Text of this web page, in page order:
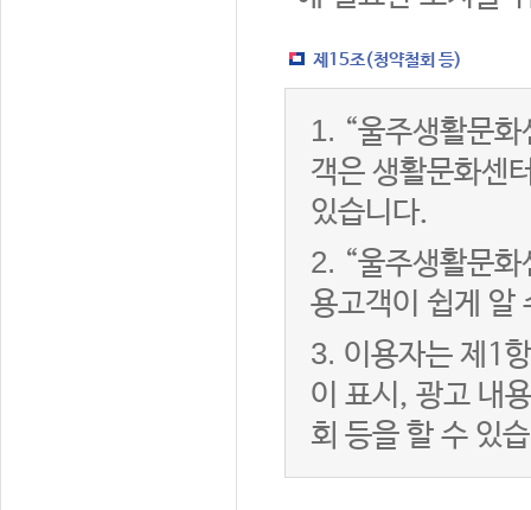
제15조(청약철회 등)
1. “울주생활문
객은 생활문화센
있습니다.
2. “울주생활문
용고객이 쉽게 알
3. 이용자는 제1
이 표시, 광고 내
회 등을 할 수 있